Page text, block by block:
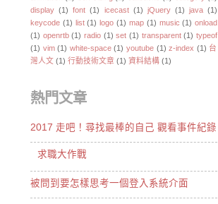
display (1) font (1) icecast (1) jQuery (1) java (1)
keycode (1) list (1) logo (1) map (1) music (1) onload
(1) openrtb (1) radio (1) set (1) transparent (1) typeof
(1) vim (1) white-space (1) youtube (1) z-index (1) 台
灣人文 (1) 行動技術文章 (1) 資料結構 (1)
熱門文章
2017 走吧！尋找最棒的自己 觀看事件紀錄
求職大作戰
被問到要怎樣思考一個登入系統介面